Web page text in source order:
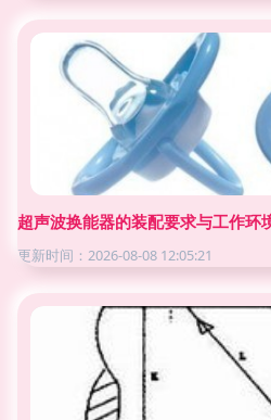
超声波换能器的装配要求与工作环
更新时间：2026-08-08 12:05:21